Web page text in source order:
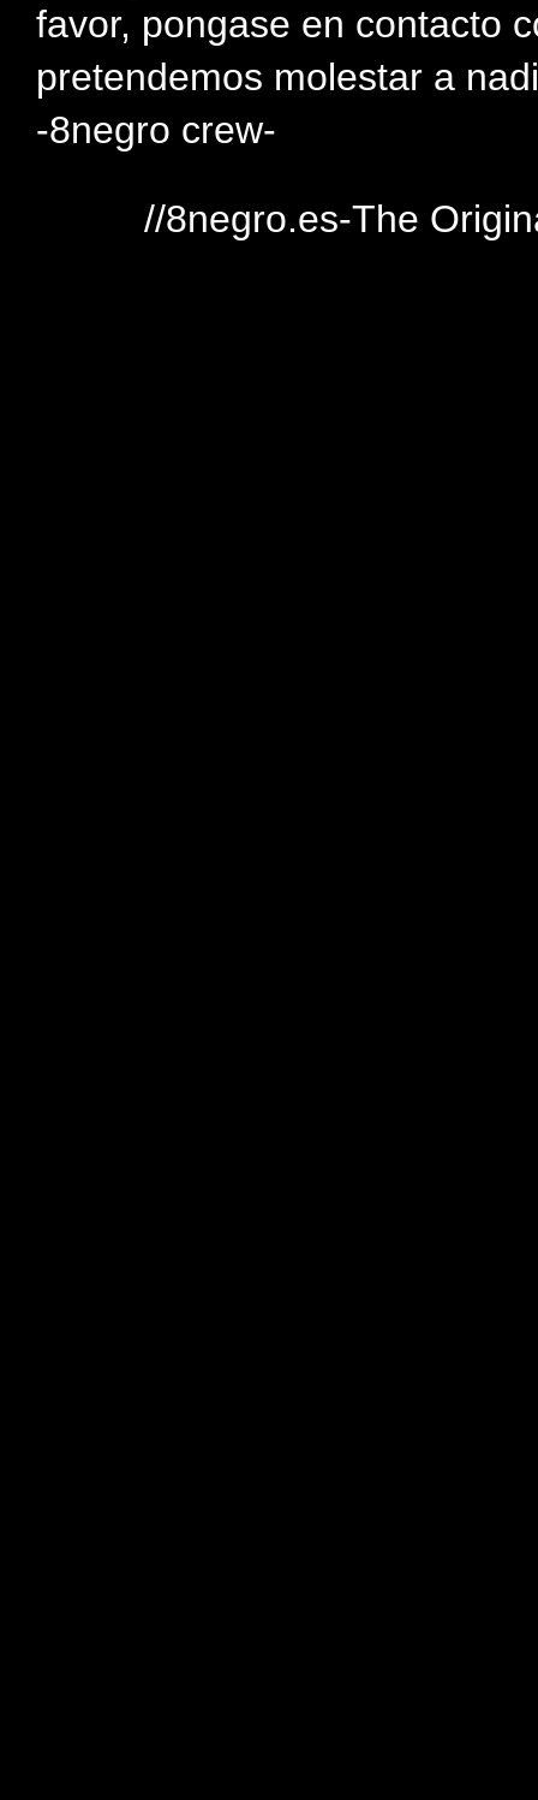
favor, pongase en contacto
pretendemos molestar a
-8negro crew-
//8negro.es-The